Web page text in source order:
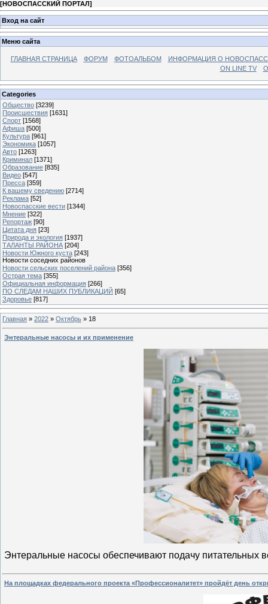
[НОВОСПАССКИЙ ПОРТАЛ]
Вход на сайт
Меню сайта
ГЛАВНАЯ СТРАНИЦА ФОРУМ ФОТОАЛЬБОМ
ИНФОРМАЦИЯ О
ON LINE TV
Categories
Общество [3239]
Происшествия [1631]
Спорт [1568]
Афиша [500]
Культура [961]
Экономика [1057]
Авто [1263]
Криминал [1371]
Образование [835]
Видео [547]
Пресса [359]
К вашему сведению [2714]
Реклама [52]
Новоспасские вести [1344]
Мнение [322]
Репортаж [90]
Цитата дня [23]
Природа и экология [1937]
ТАЛАНТЫ РАЙОНА [204]
Новости Южного куста [243]
Новости соседних районов
Новости сельских поселений района [356]
Острая тема [355]
Официальная информация [266]
ПО СЛЕДАМ НАШИХ ПУБЛИКАЦИЙ [65]
Здоровье [817]
Главная » 2022 » Октябрь » 18
Энтеральные насосы и их применение
Энтеральные насосы обеспечивают подачу питательных
На площадках федерального проекта «Профессионалитет» пройдёт день